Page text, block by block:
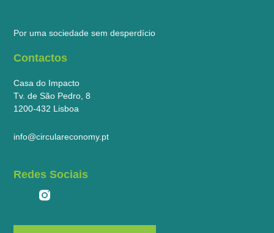
Por uma sociedade sem desperdício
Contactos
Casa do Impacto
Tv. de São Pedro, 8
1200-432 Lisboa
info@circulareconomy.pt
Redes Sociais